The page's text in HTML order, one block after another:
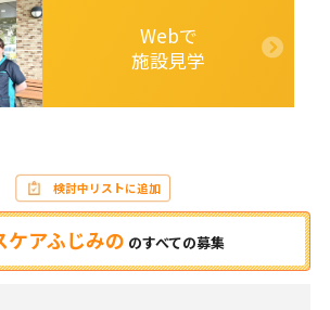
Webで
施設見学
ケアふじみの のすべての募集
検討中リストに追加